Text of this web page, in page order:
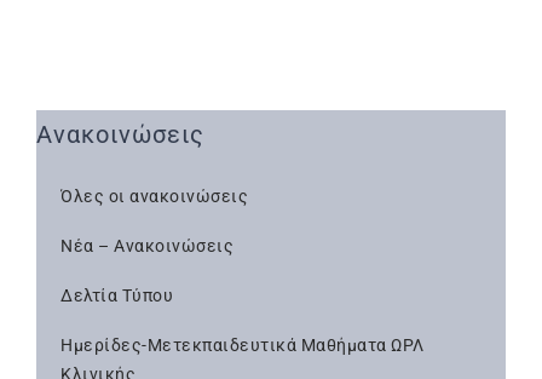
Ανακοινώσεις
Όλες οι ανακοινώσεις
Νέα – Ανακοινώσεις
Δελτία Τύπου
Ημερίδες-Μετεκπαιδευτικά Μαθήματα ΩΡΛ
Κλινικής